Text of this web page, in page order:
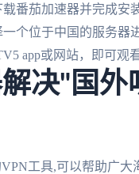
番茄加速器并完成安装
个位于中国的服务器
app或网站，即可观
决"国外
工具,可以帮助广